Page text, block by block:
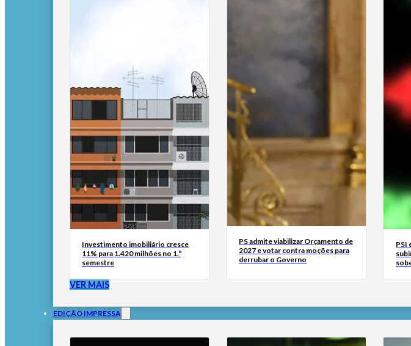
Investimento imobiliário cresce
11% para 1.420 milhões no 1.º
semestre
PS admite viabilizar Orçamento de
2027 e votar contra moções para
derrubar o Governo
PSI
VER MAIS
EDIÇÃO IMPRESSA